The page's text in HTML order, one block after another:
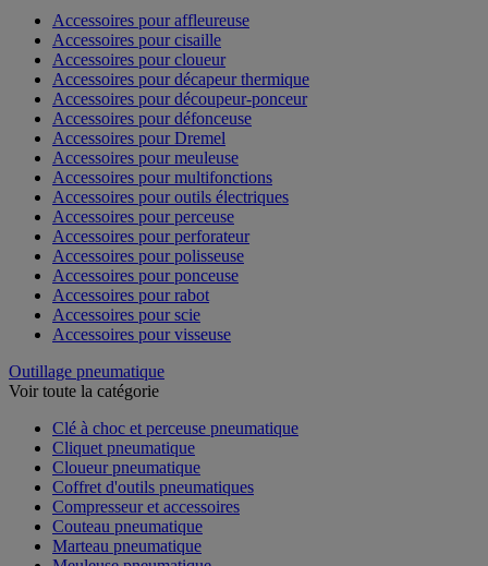
Accessoires pour affleureuse
Accessoires pour cisaille
Accessoires pour cloueur
Accessoires pour décapeur thermique
Accessoires pour découpeur-ponceur
Accessoires pour défonceuse
Accessoires pour Dremel
Accessoires pour meuleuse
Accessoires pour multifonctions
Accessoires pour outils électriques
Accessoires pour perceuse
Accessoires pour perforateur
Accessoires pour polisseuse
Accessoires pour ponceuse
Accessoires pour rabot
Accessoires pour scie
Accessoires pour visseuse
Outillage pneumatique
Voir toute la catégorie
Clé à choc et perceuse pneumatique
Cliquet pneumatique
Cloueur pneumatique
Coffret d'outils pneumatiques
Compresseur et accessoires
Couteau pneumatique
Marteau pneumatique